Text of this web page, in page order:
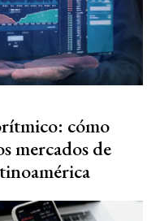
cómo
mercados de